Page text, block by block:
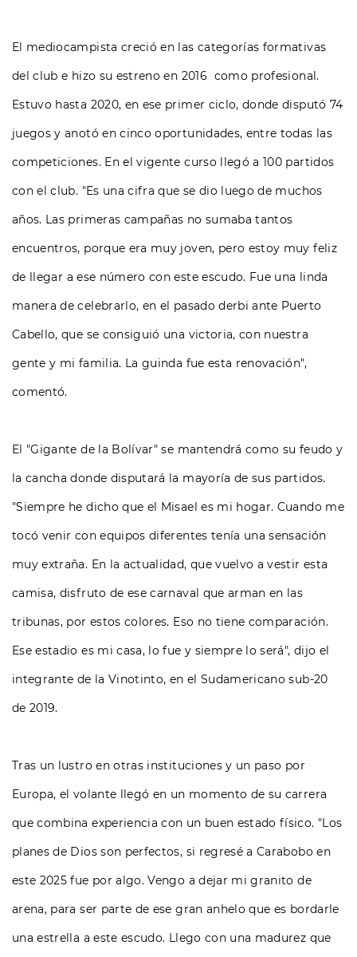
El mediocampista creció en las categorías formativas
del club e hizo su estreno en 2016 como profesional.
Estuvo hasta 2020, en ese primer ciclo, donde disputó 74
juegos y anotó en cinco oportunidades, entre todas las
competiciones. En el vigente curso llegó a 100 partidos
con el club. "Es una cifra que se dio luego de muchos
años. Las primeras campañas no sumaba tantos
encuentros, porque era muy joven, pero estoy muy feliz
de llegar a ese número con este escudo. Fue una linda
manera de celebrarlo, en el pasado derbi ante Puerto
Cabello, que se consiguió una victoria, con nuestra
gente y mi familia. La guinda fue esta renovación",
comentó.
El "Gigante de la Bolívar" se mantendrá como su feudo y
la cancha donde disputará la mayoría de sus partidos.
"Siempre he dicho que el Misael es mi hogar. Cuando me
tocó venir con equipos diferentes tenía una sensación
muy extraña. En la actualidad, que vuelvo a vestir esta
camisa, disfruto de ese carnaval que arman en las
tribunas, por estos colores. Eso no tiene comparación.
Ese estadio es mi casa, lo fue y siempre lo será", dijo el
integrante de la Vinotinto, en el Sudamericano sub-20
de 2019.
Tras un lustro en otras instituciones y un paso por
Europa, el volante llegó en un momento de su carrera
que combina experiencia con un buen estado físico. "Los
planes de Dios son perfectos, si regresé a Carabobo en
este 2025 fue por algo. Vengo a dejar mi granito de
arena, para ser parte de ese gran anhelo que es bordarle
una estrella a este escudo. Llego con una madurez que